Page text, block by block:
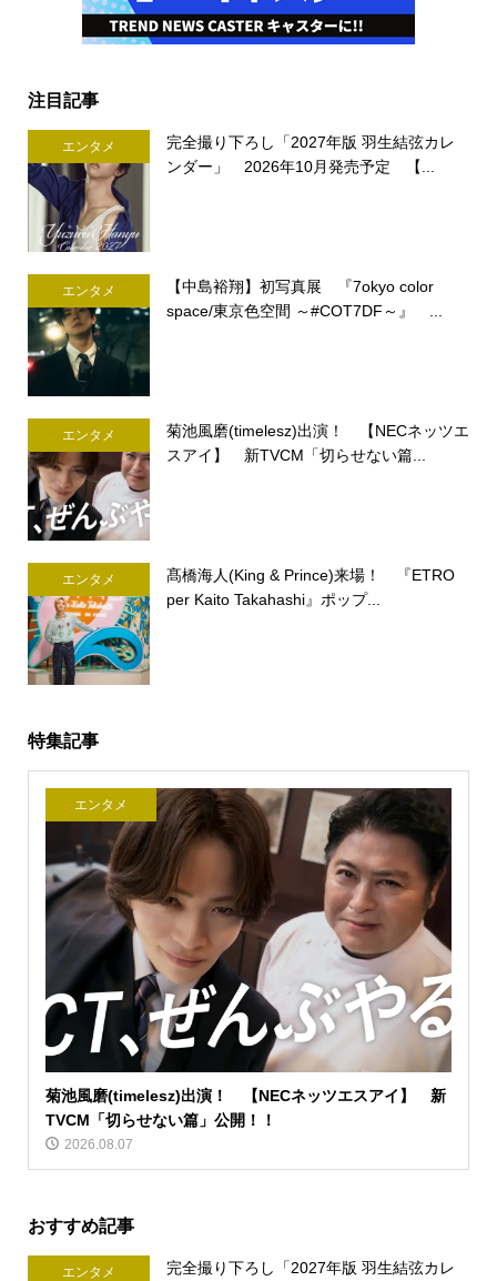
注目記事
エンタメ
完全撮り下ろし「2027年版 羽生結弦カレ
ンダー」 2026年10月発売予定 【...
エンタメ
【中島裕翔】初写真展 『7okyo color
space/東京色空間 ～#COT7DF～』 ...
エンタメ
菊池風磨(timelesz)出演！ 【NECネッツエ
スアイ】 新TVCM「切らせない篇...
エンタメ
髙橋海人(King & Prince)来場！ 『ETRO
per Kaito Takahashi』ポップ...
特集記事
エンタメ
菊池風磨(timelesz)出演！ 【NECネッツエスアイ】 新
TVCM「切らせない篇」公開！！
2026.08.07
おすすめ記事
エンタメ
完全撮り下ろし「2027年版 羽生結弦カレ